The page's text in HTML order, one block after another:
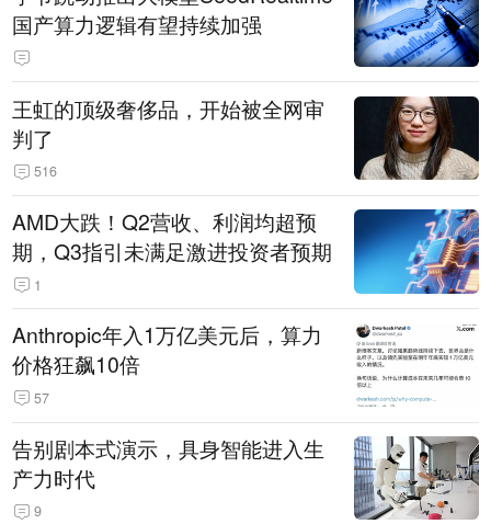
国产算力逻辑有望持续加强
王虹的顶级奢侈品，开始被全网审
判了
516
AMD大跌！Q2营收、利润均超预
期，Q3指引未满足激进投资者预期
1
Anthropic年入1万亿美元后，算力
价格狂飙10倍
57
告别剧本式演示，具身智能进入生
产力时代
9